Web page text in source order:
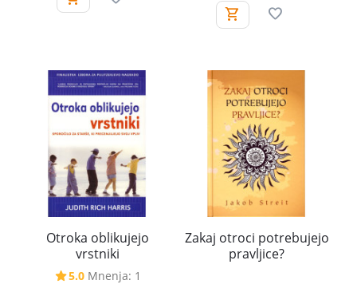
Otroka oblikujejo
vrstniki
5.0 Mnenja: 1
Zakaj otroci potrebujejo
pravljice?